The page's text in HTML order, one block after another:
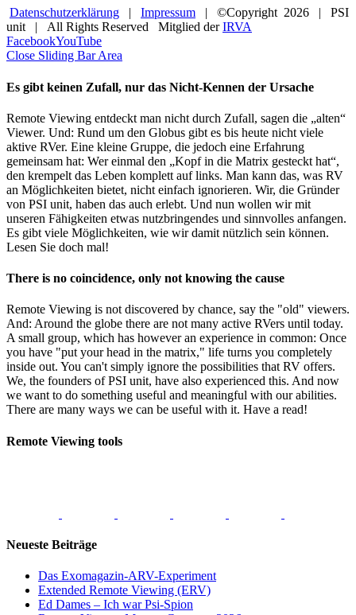
Datenschutzerklärung | Impressum | ©Copyright 2026 | PSI
unit | All Rights Reserved Mitglied derIRVA
FacebookYouTube
Close Sliding Bar Area
Es gibt keinen Zufall, nur das Nicht-Kennen der Ursache
Remote Viewing entdeckt man nicht durch Zufall, sagen die „alten“
Viewer. Und: Rund um den Globus gibt es bis heute nicht viele
aktive RVer. Eine kleine Gruppe, die jedoch eine Erfahrung
gemeinsam hat: Wer einmal den „Kopf in die Matrix gesteckt hat“,
den krempelt das Leben komplett auf links. Man kann das, was RV
an Möglichkeiten bietet, nicht einfach ignorieren. Wir, die Gründer
von PSI unit, haben das auch erlebt. Und nun wollen wir mit
unseren Fähigkeiten etwas nutzbringendes und sinnvolles anfangen.
Es gibt viele Möglichkeiten, wie wir damit nützlich sein können.
Lesen Sie doch mal!
There is no coincidence, only not knowing the cause
Remote Viewing is not discovered by chance, say the "old" viewers.
And: Around the globe there are not many active RVers until today.
A small group, which has however an experience in common: Once
you have "put your head in the matrix," life turns you completely
inside out. You can't simply ignore the possibilities that RV offers.
We, the founders of PSI unit, have also experienced this. And now
we want to do something useful and meaningful with our abilities.
There are many ways we can be useful with it. Have a read!
Remote Viewing tools
Neueste Beiträge
Das Exomagazin-ARV-Experiment
Extended Remote Viewing (ERV)
Ed Dames – Ich war Psi-Spion